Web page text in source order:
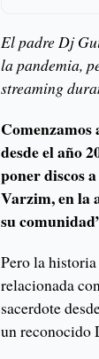
El padre Dj
la pandemia,
streaming
Comenzamos
desde el año
poner discos
Varzim, en la
su
Pero la
relacionada
sacerdote
un reconocido